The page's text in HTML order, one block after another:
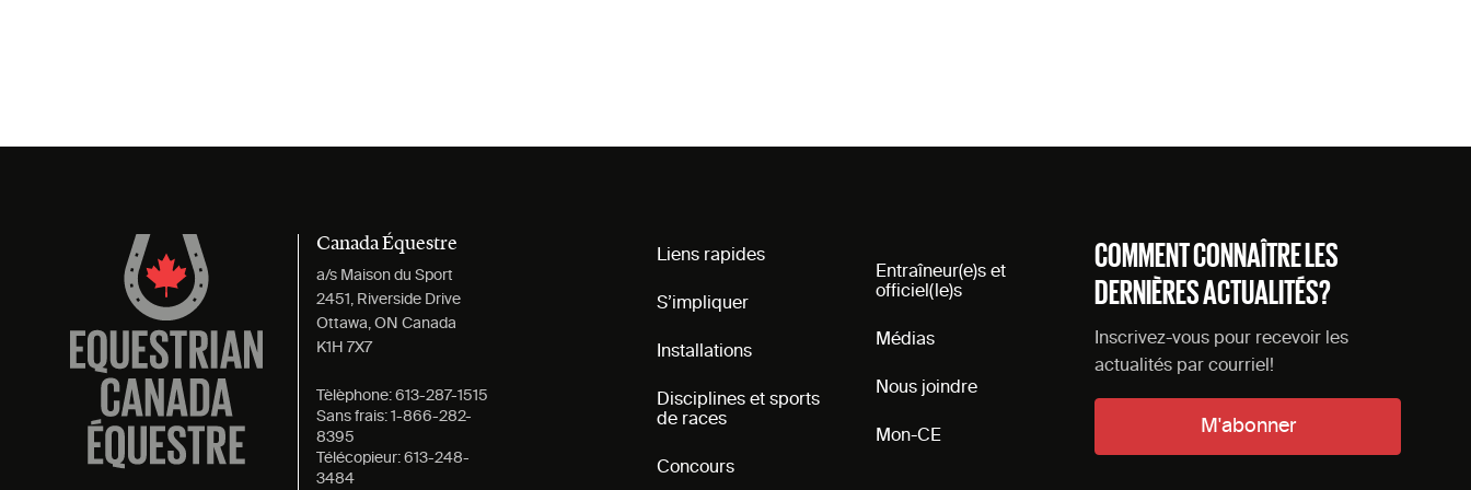
Canada Équestre
a/s Maison du Sport
2451, Riverside Drive
Ottawa, ON Canada
K1H 7X7
Tèlèphone: 613-287-1515
Sans frais: 1-866-282-
8395
Télécopieur: 613-248-
3484
Liens rapides
S’impliquer
Installations
Disciplines et sports
de races
Concours
Entraîneur(e)s et
officiel(le)s
Médias
Nous joindre
Mon-CE
COMMENT CONNAÎTRE LES
DERNIÈRES ACTUALITÉS?
Inscrivez-vous pour recevoir les
actualités par courriel!
M'abonner